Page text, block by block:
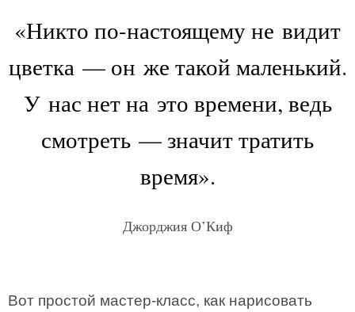
«Никто по-настоящему не видит
цветка — он же такой маленький.
У нас нет на это времени, ведь
смотреть — значит тратить
время».
Джорджия О’Киф
Вот простой мастер-класс, как нарисовать